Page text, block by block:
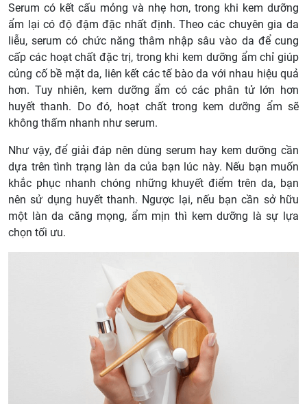
Serum có kết cấu mỏng và nhẹ hơn, trong khi kem dưỡng
ẩm lại có độ đậm đặc nhất định. Theo các chuyên gia da
liễu, serum có chức năng thâm nhập sâu vào da để cung
cấp các hoạt chất đặc trị, trong khi kem dưỡng ẩm chỉ giúp
củng cố bề mặt da, liên kết các tế bào da với nhau hiệu quả
hơn. Tuy nhiên, kem dưỡng ẩm có các phân tử lớn hơn
huyết thanh. Do đó, hoạt chất trong kem dưỡng ẩm sẽ
không thấm nhanh như serum.
Như vậy, để giải đáp nên dùng serum hay kem dưỡng cần
dựa trên tình trạng làn da của bạn lúc này. Nếu bạn muốn
khắc phục nhanh chóng những khuyết điểm trên da, bạn
nên sử dụng huyết thanh. Ngược lại, nếu bạn cần sở hữu
một làn da căng mọng, ẩm mịn thì kem dưỡng là sự lựa
chọn tối ưu.